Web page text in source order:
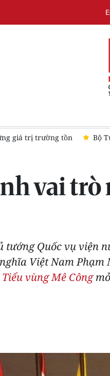
giá trị trường tồn Bộ
vai trò
Quốc vụ viện
Việt Nam
Tiểu vùng Mê Công